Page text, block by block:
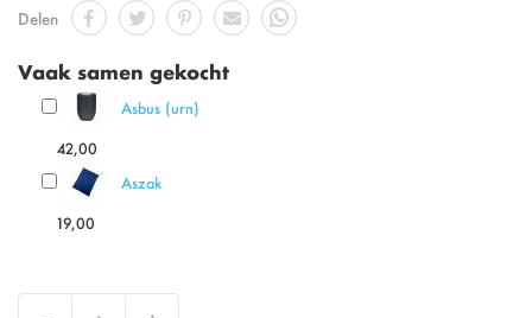
Delen
Vaak samen gekocht
Asbus (urn)
42,00
Aszak
19,00